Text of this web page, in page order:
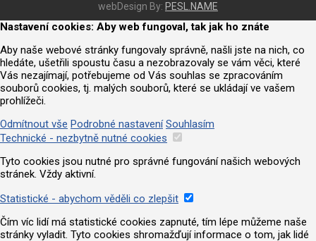
webDesign By: PESL.NAME
Nastavení cookies: Aby web fungoval, tak jak ho znáte
Aby naše webové stránky fungovaly správně, našli jste na nich, co
hledáte, ušetřili spoustu času a nezobrazovaly se vám věci, které
Vás nezajímají, potřebujeme od Vás souhlas se zpracováním
souborů cookies, tj. malých souborů, které se ukládají ve vašem
prohlížeči.
Odmítnout vše Podrobné nastavení Souhlasím
Technické - nezbytně nutné cookies
Tyto cookies jsou nutné pro správné fungování našich webových
stránek. Vždy aktivní.
Statistické - abychom věděli co zlepšit
Čím víc lidí má statistické cookies zapnuté, tím lépe můžeme naše
stránky vyladit. Tyto cookies shromažďují informace o tom, jak lidé